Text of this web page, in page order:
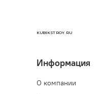
KUBIKSTROY.RU
Информация
О компании